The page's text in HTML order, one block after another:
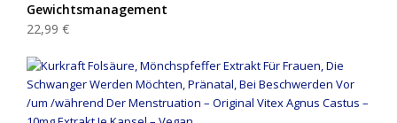
Gewichtsmanagement
22,99 €